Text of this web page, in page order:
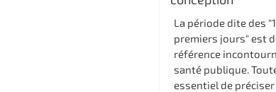
La période dite des
premiers jours" est
référence
santé publique.
essentiel de préciser